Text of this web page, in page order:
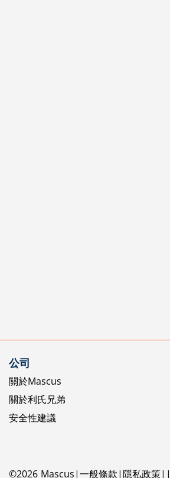
公司
關於Mascus
關於利氏兄弟
安全性建議
©2026 Mascus 一般條款 隱私政策